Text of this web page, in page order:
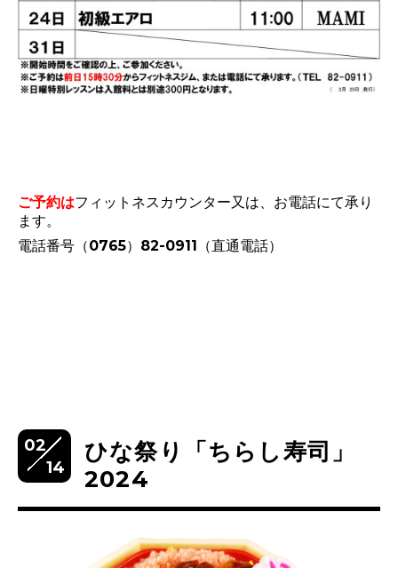
ご予約はフィットネスカウンター又は、お電話にて承り
ます。
電話番号（0765）82-0911（直通電話）
02
14
ひな祭り「ちらし寿司」
2024